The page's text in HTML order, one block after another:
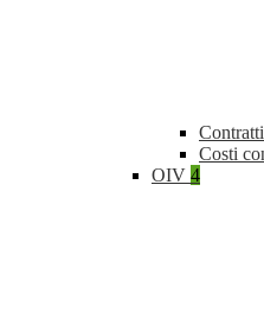
Costi
OIV 4